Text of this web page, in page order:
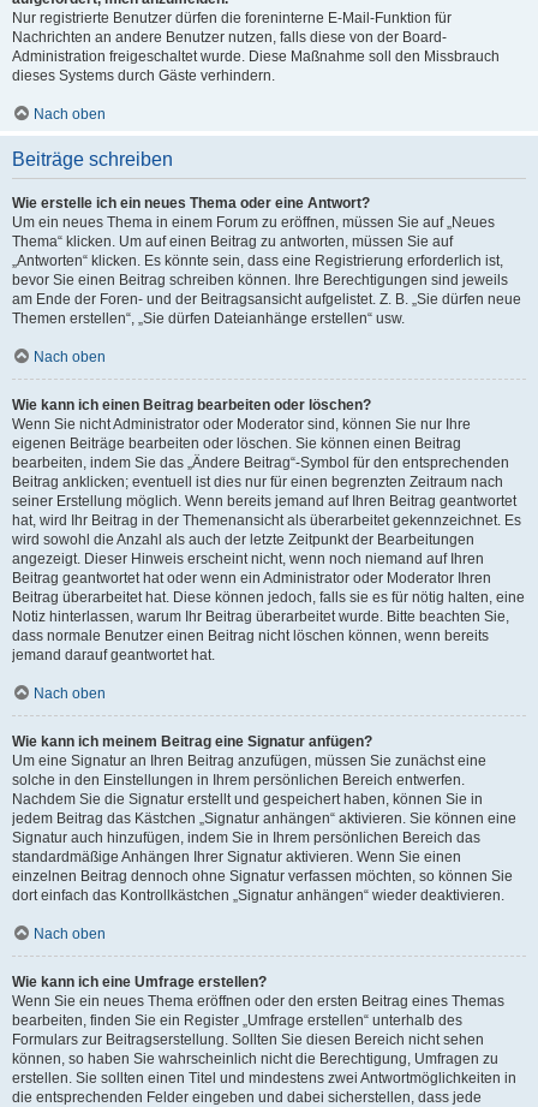
Nur registrierte Benutzer dürfen die foreninterne E-Mail-Funktion für
Nachrichten an andere Benutzer nutzen, falls diese von der Board-
Administration freigeschaltet wurde. Diese Maßnahme soll den Missbrauch
dieses Systems durch Gäste verhindern.
Nach oben
Beiträge schreiben
Wie erstelle ich ein neues Thema oder eine Antwort?
Um ein neues Thema in einem Forum zu eröffnen, müssen Sie auf „Neues
Thema“ klicken. Um auf einen Beitrag zu antworten, müssen Sie auf
„Antworten“ klicken. Es könnte sein, dass eine Registrierung erforderlich ist,
bevor Sie einen Beitrag schreiben können. Ihre Berechtigungen sind jeweils
am Ende der Foren- und der Beitragsansicht aufgelistet. Z. B. „Sie dürfen neue
Themen erstellen“, „Sie dürfen Dateianhänge erstellen“ usw.
Nach oben
Wie kann ich einen Beitrag bearbeiten oder löschen?
Wenn Sie nicht Administrator oder Moderator sind, können Sie nur Ihre
eigenen Beiträge bearbeiten oder löschen. Sie können einen Beitrag
bearbeiten, indem Sie das „Ändere Beitrag“-Symbol für den entsprechenden
Beitrag anklicken; eventuell ist dies nur für einen begrenzten Zeitraum nach
seiner Erstellung möglich. Wenn bereits jemand auf Ihren Beitrag geantwortet
hat, wird Ihr Beitrag in der Themenansicht als überarbeitet gekennzeichnet. Es
wird sowohl die Anzahl als auch der letzte Zeitpunkt der Bearbeitungen
angezeigt. Dieser Hinweis erscheint nicht, wenn noch niemand auf Ihren
Beitrag geantwortet hat oder wenn ein Administrator oder Moderator Ihren
Beitrag überarbeitet hat. Diese können jedoch, falls sie es für nötig halten, eine
Notiz hinterlassen, warum Ihr Beitrag überarbeitet wurde. Bitte beachten Sie,
dass normale Benutzer einen Beitrag nicht löschen können, wenn bereits
jemand darauf geantwortet hat.
Nach oben
Wie kann ich meinem Beitrag eine Signatur anfügen?
Um eine Signatur an Ihren Beitrag anzufügen, müssen Sie zunächst eine
solche in den Einstellungen in Ihrem persönlichen Bereich entwerfen.
Nachdem Sie die Signatur erstellt und gespeichert haben, können Sie in
jedem Beitrag das Kästchen „Signatur anhängen“ aktivieren. Sie können eine
Signatur auch hinzufügen, indem Sie in Ihrem persönlichen Bereich das
standardmäßige Anhängen Ihrer Signatur aktivieren. Wenn Sie einen
einzelnen Beitrag dennoch ohne Signatur verfassen möchten, so können Sie
dort einfach das Kontrollkästchen „Signatur anhängen“ wieder deaktivieren.
Nach oben
Wie kann ich eine Umfrage erstellen?
Wenn Sie ein neues Thema eröffnen oder den ersten Beitrag eines Themas
bearbeiten, finden Sie ein Register „Umfrage erstellen“ unterhalb des
Formulars zur Beitragserstellung. Sollten Sie diesen Bereich nicht sehen
können, so haben Sie wahrscheinlich nicht die Berechtigung, Umfragen zu
erstellen. Sie sollten einen Titel und mindestens zwei Antwortmöglichkeiten in
die entsprechenden Felder eingeben und dabei sicherstellen, dass jede